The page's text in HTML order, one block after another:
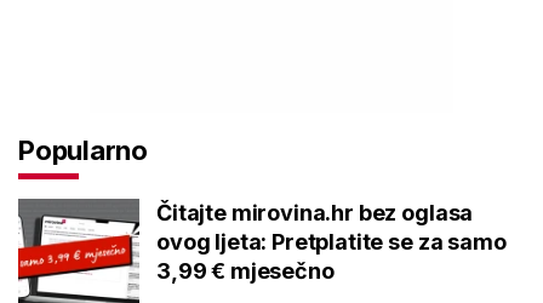
Popularno
Čitajte mirovina.hr bez oglasa
ovog ljeta: Pretplatite se za samo
3,99 € mjesečno